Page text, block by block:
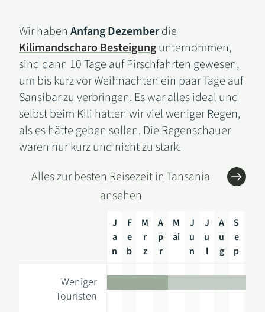
Wir haben Anfang Dezemberdie
Kilimandscharo Besteigungunternommen,
sind dann 10 Tage auf Pirschfahrten gewesen,
um bis kurz vor Weihnachten ein paar Tage auf
Sansibar zu verbringen. Es war alles ideal und
selbst beim Kili hatten wir viel weniger Regen,
als es hätte geben sollen. Die Regenschauer
waren nur kurz und nicht zu stark.
Alles zur besten Reisezeit in Tansania
ansehen
J
a
n
F
e
b
M
r
z
A
p
r
M
ai
J
u
n
J
u
l
A
u
g
S
e
p
Weniger
Touristen